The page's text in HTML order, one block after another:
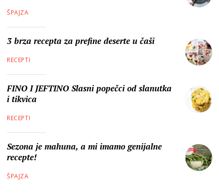
ŠPAJZA
3 brza recepta za prefine deserte u čaši
RECEPTI
FINO I JEFTINO Slasni popečci od slanutka
i tikvica
RECEPTI
Sezona je mahuna, a mi imamo genijalne
recepte!
ŠPAJZA